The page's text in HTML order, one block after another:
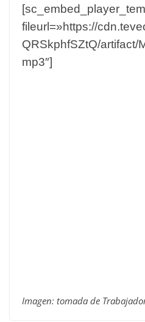
fileurl=»https://
QRSkphfSZtQ/artifact/
mp3″]
Imagen: tomada de